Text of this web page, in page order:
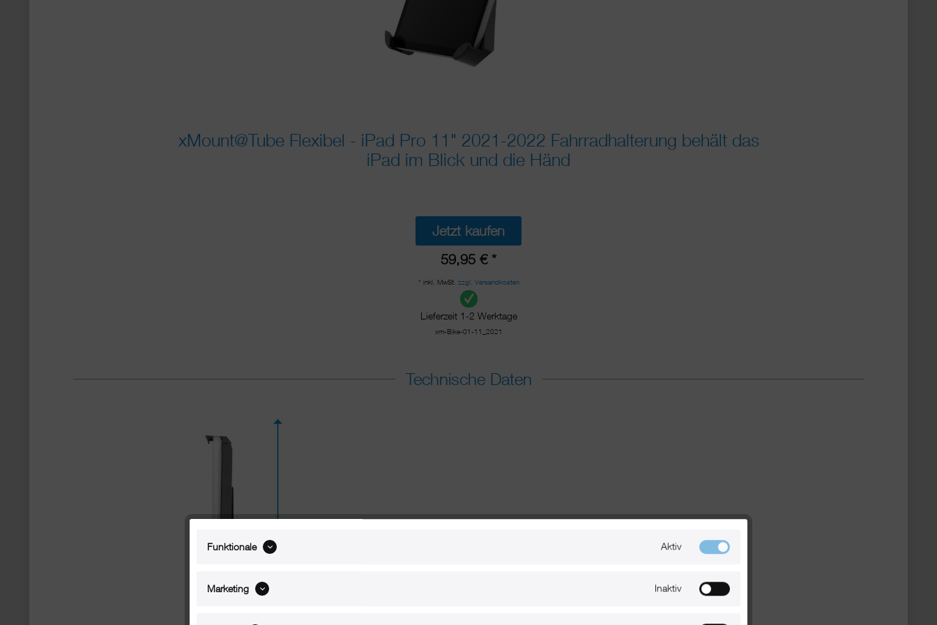
xMount@Tube Flexibel - iPad Pro 11" 2021-2022 Fahrradhalterung behält das
iPad im Blick und die Händ
Jetzt kaufen
59,95 € *
* inkl. MwSt. zzgl. Versandkosten
Lieferzeit 1-2 Werktage
xm-Bike-01-11_2021
Technische Daten
Funktionale Aktiv
Marketing Inaktiv